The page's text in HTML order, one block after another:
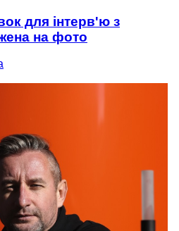
для інтерв'ю з
на фото